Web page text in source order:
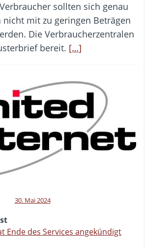
sollten sich genau
mit zu geringen Beträgen
Die Verbraucherzentralen
bereit. […]
30. Mai 2024
Ende des Services angekündigt